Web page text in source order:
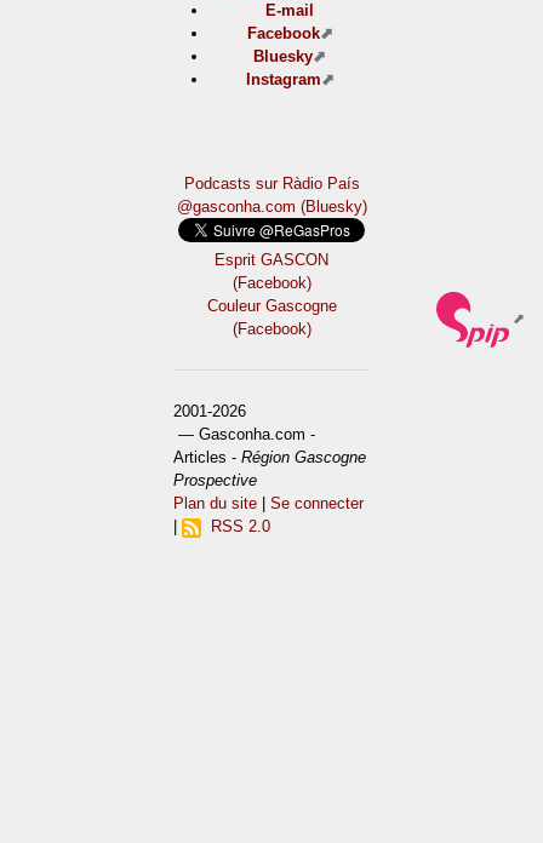
E-mail
Facebook
Bluesky
Instagram
Podcasts sur Ràdio País
@gasconha.com (Bluesky)
Esprit GASCON
(Facebook)
Couleur Gascogne
(Facebook)
2001-2026
— Gasconha.com -
Articles -Région Gascogne
Prospective
Plan du site |Se connecter
|
RSS 2.0